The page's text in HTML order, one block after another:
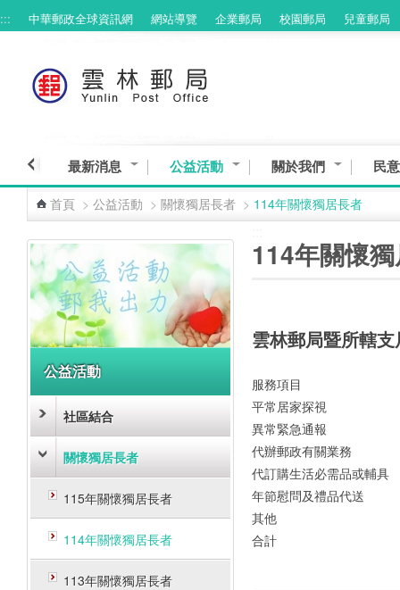
跳到主要內容區塊
::: 中華郵政全球資訊網 網站導覽 企業郵局 校園郵局 兒童郵局
最新消息 公益活動 關於我們 民
首頁 > 公益活動 > 關懷獨居長者 > 114年關懷獨居長者
公益活動
社區結合
關懷獨居長者
115年關懷獨居長者
114年關懷獨居長者
113年關懷獨居長者
114年關懷
雲林郵局暨所轄
服務項目
平常居家探視
異常緊急通報
代辦郵政有關業務
代訂購生活必需品或輔具
年節慰問及禮品代
其
合計